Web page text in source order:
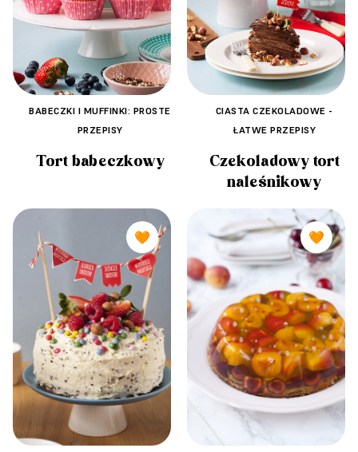
BABECZKI I MUFFINKI: PROSTE
PRZEPISY
Tort babeczkowy
CIASTA CZEKOLADOWE -
ŁATWE PRZEPISY
Czekoladowy tort
naleśnikowy
🧡 🧡